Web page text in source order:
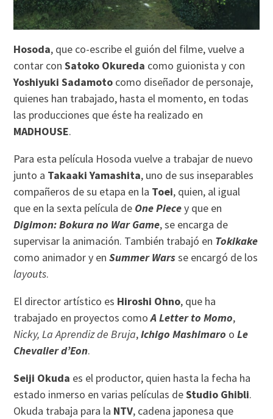
Hosoda, que co-escribe el guión del filme, vuelve a
contar conSatoko Okureda como guionista y con
Yoshiyuki Sadamoto como diseñador de personaje,
quienes han trabajado, hasta el momento, en todas
las producciones que éste ha realizado en
MADHOUSE.
Para esta película Hosoda vuelve a trabajar de nuevo
junto a Takaaki Yamashita, uno de sus inseparables
compañeros de su etapa en la Toei, quien, al igual
que en la sexta película de One Piecey que en
Digimon: Bokura no War Game, se encarga de
supervisar la animación. También trabajó en Tokikake
como animador y enSummer Warsse encargó de los
layouts.
El director artístico es Hiroshi Ohno, que ha
trabajado en proyectos comoA Letter to Momo,
Nicky, La Aprendiz de Bruja,Ichigo Mashimaro oLe
Chevalier d’Eon.
Seiji Okuda es el productor, quien hasta la fecha ha
estado inmerso en varias películas deStudio Ghibli.
Okuda trabaja para la NTV, cadena japonesa que